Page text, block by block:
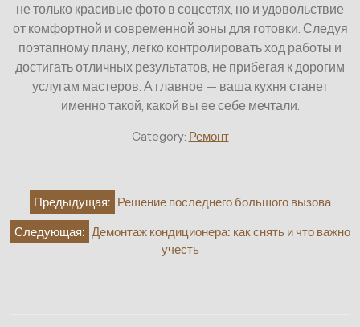
не только красивые фото в соцсетях, но и удовольствие
от комфортной и современной зоны для готовки. Следуя
поэтапному плану, легко контролировать ход работы и
достигать отличных результатов, не прибегая к дорогим
услугам мастеров. А главное — ваша кухня станет
именно такой, какой вы ее себе мечтали.
Category: Ремонт
Навигация
по
записям
Предыдущая: Решение последнего большого вызова
Следующая: Демонтаж кондиционера: как снять и что важно
учесть